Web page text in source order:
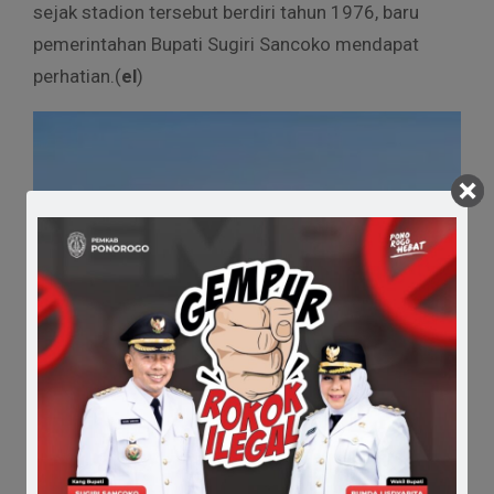
sejak stadion tersebut berdiri tahun 1976, baru
pemerintahan Bupati Sugiri Sancoko mendapat
perhatian.(el)
Comments